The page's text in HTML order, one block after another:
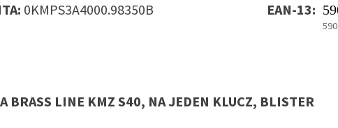
0KMPS3A4000.98350B EAN-13:
BRASS LINE KMZ S40, NA JEDEN KLUCZ, BLISTER